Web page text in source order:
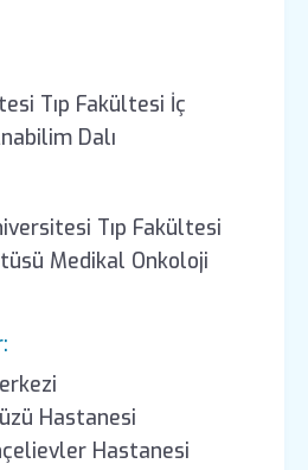
Tıp Fakültesi İç
Dalı
Tıp Fakültesi
Medikal Onkoloji
Hastanesi
Hastanesi